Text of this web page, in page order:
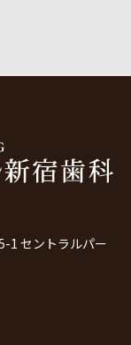
1 セントラルパー